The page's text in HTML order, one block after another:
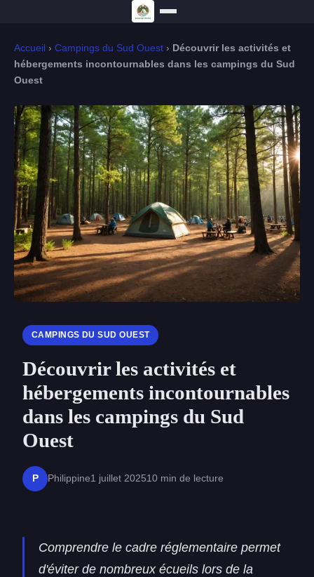
Accueil › Campings du Sud Ouest › Découvrir les activités et
hébergements incontournables dans les campings du Sud
Ouest
CAMPINGS DU SUD OUEST
Découvrir les activités et
hébergements incontournables
dans les campings du Sud
Ouest
P Philippine1 juillet 202510 min de lecture
Comprendre le cadre réglementaire permet
d'éviter de nombreux écueils lors de la